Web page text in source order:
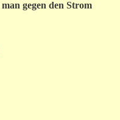
gegen den Strom